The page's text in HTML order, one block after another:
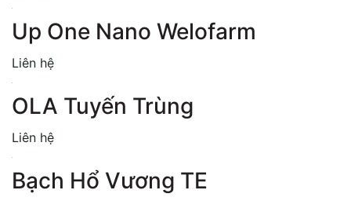
Up One Nano Welofarm
Liên hệ
OLA Tuyến Trùng
Liên hệ
Bạch Hổ Vương TE